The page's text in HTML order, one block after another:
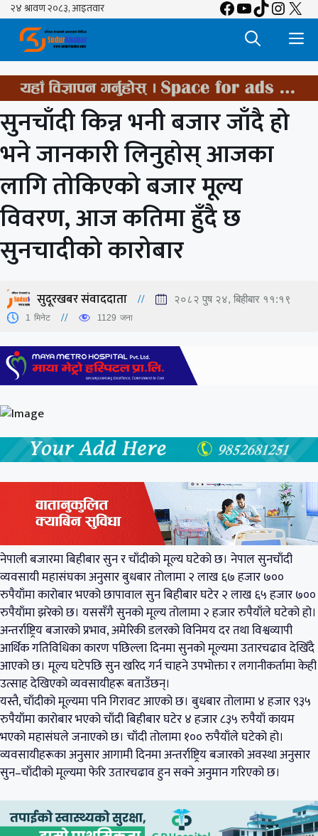
Skip
content
Facebook
YouTube
TikTok
X
सुनचाँदी किन्न भनी बजार जाँदै हो
भने जानकारी लिनुहोस् आजका
लागि तोकिएको बजार मूल्य
विवरण, आज कतिमा हुँदै छ
सुनचादीको कारोबार
सुदूरखबर संवाददाता २०८२ पुष २४, बिहीबार ११:१९
1 मिनेट 1129 जना
नेपाली बजारमा बिहीबार सुन र चाँदीको मूल्य घटेको छ। नेपाल सुनचाँदी
व्यवसायी महासंघका अनुसार बुधबार तोलामा २ लाख ६७ हजार ७००
रुपैयाँमा कारोबार भएको छापावाल सुन बिहीबार घटेर २ लाख ६५ हजार ७००
रुपैयाँमा झरेको छ। यससँगै सुनको मूल्य तोलामा २ हजार रुपैयाँले घटेको हो।
अन्तर्राष्ट्रिय बजारको प्रभाव, अमेरिकी डलरको विनिमय दर तथा विश्वव्यापी
आर्थिक गतिविधिका कारण पछिल्ला दिनमा सुनको मूल्यमा उतारचढाव देखिँदै
आएको छ। मूल्य घटेपछि सुन खरिद गर्न चाहने उपभोक्ता र लगानीकर्तामा केही
उत्साह देखिएको व्यवसायीहरू बताउँछन्।
यस्तै, चाँदीको मूल्यमा पनि गिरावट आएको छ। बुधबार तोलामा ४ हजार ९३५
रुपैयाँमा कारोबार भएको चाँदी बिहीबार घटेर ४ हजार ८३५ रुपैयाँ कायम
भएको महासंघले जनाएको छ। चाँदी तोलामा १०० रुपैयाँले घटेको हो।
व्यवसायीहरूका अनुसार आगामी दिनमा अन्तर्राष्ट्रिय बजारको अवस्था अनुसार
सुन–चाँदीको मूल्यमा फेरि उतारचढाव हुन सक्ने अनुमान गरिएको छ।